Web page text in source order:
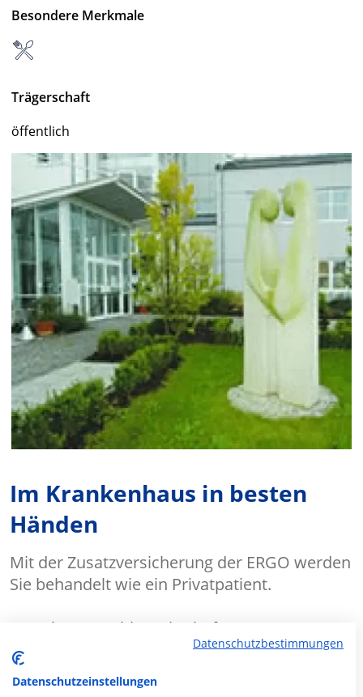
Besondere Merkmale
Trägerschaft
öffentlich
Im Krankenhaus in besten
Händen
Mit der Zusatzversicherung der ERGO werden
Sie behandelt wie ein Privatpatient.
✔ Freie Arztwahl, auch Chefarzt
✔Ein- oder Zweibettzimmer
Datenschutzbestimmungen
Datenschutzeinstellungen